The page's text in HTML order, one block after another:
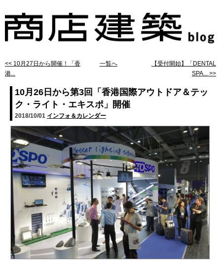
<< 10月27日から開催！「香
港...
一覧へ
【受付開始】「DENTAL
SPA... >>
10月26日から第3回「香港国際アウトドア＆テッ
ク・ライト・エキスポ」開催
2018/10/01 インフォ＆カレンダー